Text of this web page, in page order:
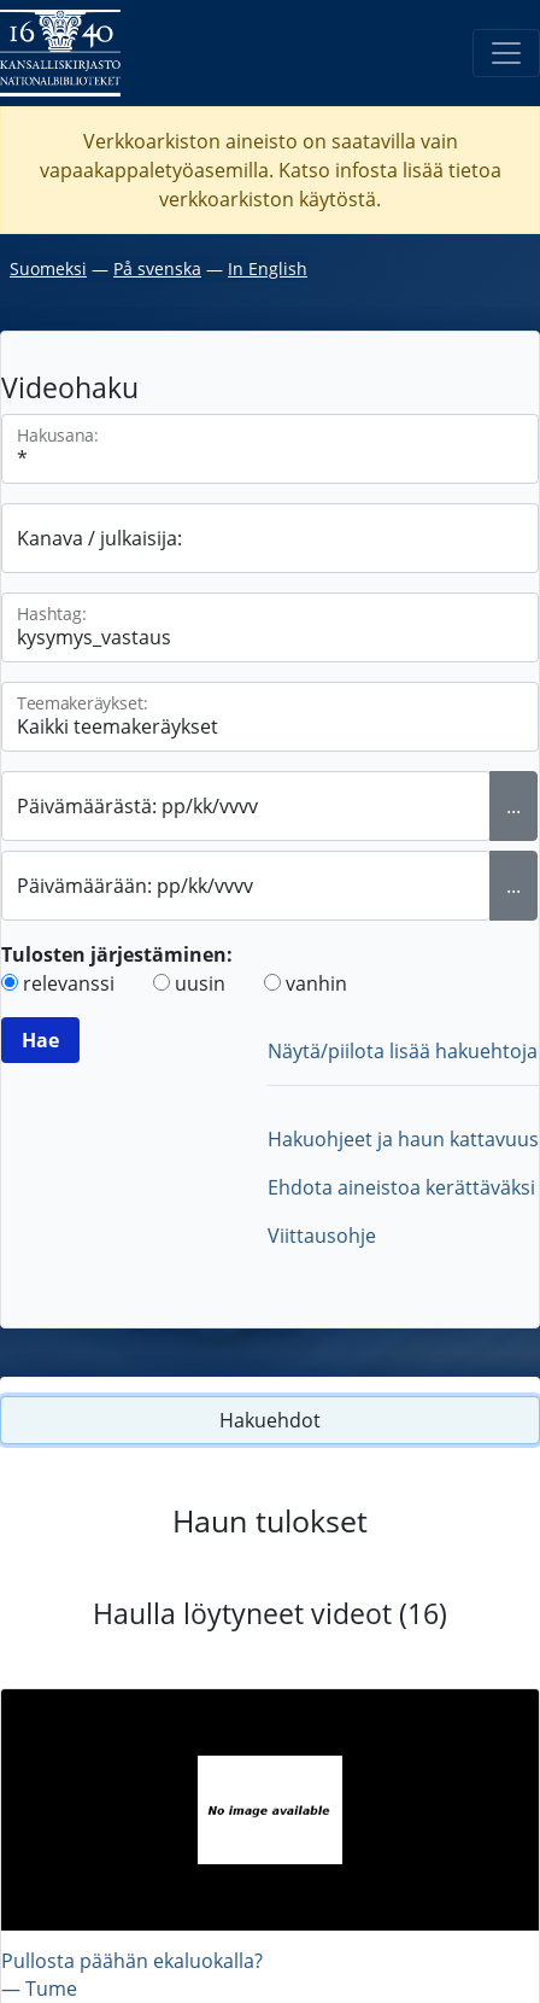
Verkkoarkiston aineisto on saatavilla vain
vapaakappaletyöasemilla. Katso infosta lisää tietoa
verkkoarkiston käytöstä.
Suomeksi ― På svenska ― In English
Videohaku
Hakusana:
Kanava / julkaisija:
Hashtag:
Teemakeräykset:
Päivämäärästä: pp/kk/vvvv ...
Päivämäärään: pp/kk/vvvv ...
Tulosten järjestäminen:
relevanssi
uusin vanhin
Näytä/piilota lisää hakuehtoja
Hakuohjeet ja haun kattavuus
Ehdota aineistoa kerättäväksi
Viittausohje
Hakuehdot
Haun tulokset
Haulla löytyneet videot (16)
Pullosta päähän ekaluokalla?
― Tume